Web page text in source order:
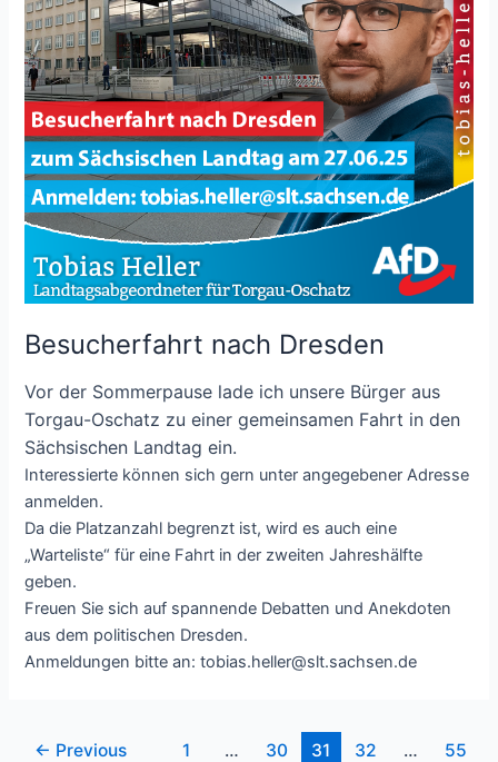
Besucherfahrt nach Dresden
Vor der Sommerpause lade ich unsere Bürger aus
Torgau-Oschatz zu einer gemeinsamen Fahrt in den
Sächsischen Landtag ein.
Interessierte können sich gern unter angegebener Adresse
anmelden.
Da die Platzanzahl begrenzt ist, wird es auch eine
„Warteliste“ für eine Fahrt in der zweiten Jahreshälfte
geben.
Freuen Sie sich auf spannende Debatten und Anekdoten
aus dem politischen Dresden.
Anmeldungen bitte an: tobias.heller@slt.sachsen.de
Post← Previous 1 … 30 31 32 … 55